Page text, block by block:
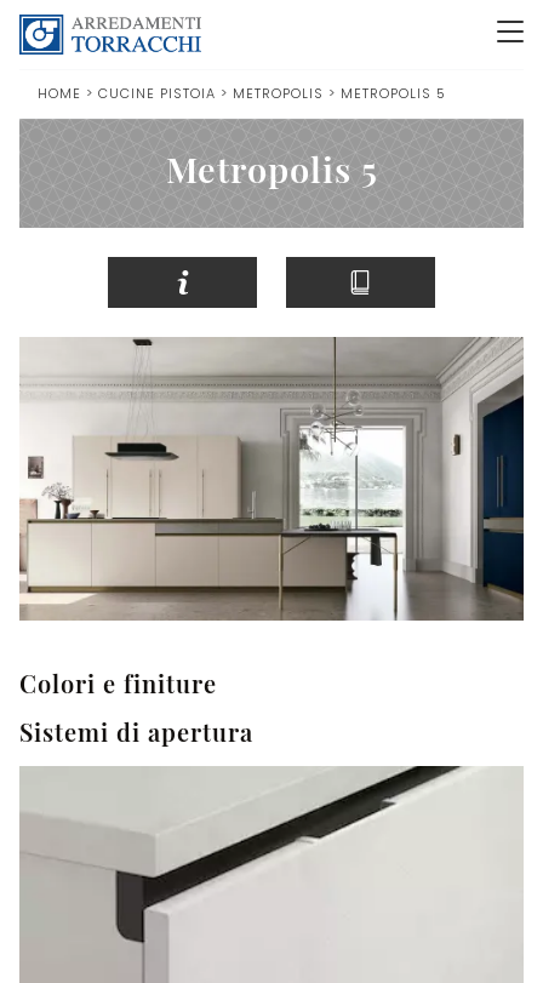
HOME > CUCINE PISTOIA > METROPOLIS > METROPOLIS 5
Metropolis 5
Colori e finiture
Sistemi di apertura